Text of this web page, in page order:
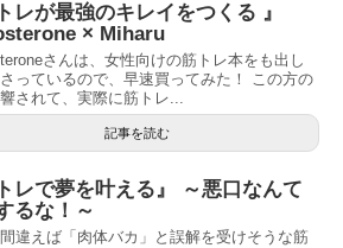
レが最強のキレイをつくる 』‎
× Miharu
さんは、女性向けの筋トレ本をも出し
っているので、早速買ってみた！ この方の
されて、実際に筋トレ...
記事を読む
レで夢を叶える』 ～悪口なんて
るな！～
違えば「肉体バカ」と誤解を受けそうな筋